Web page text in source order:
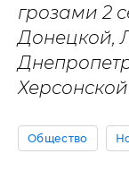
грозами 2
Донецкой,
Общество